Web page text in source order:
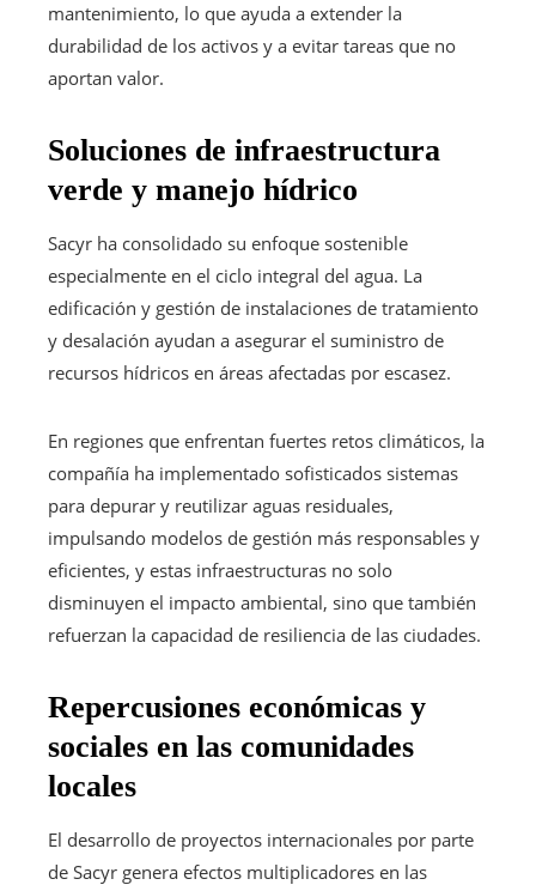
mantenimiento, lo que ayuda a extender la
durabilidad de los activos y a evitar tareas que no
aportan valor.
Soluciones de infraestructura
verde y manejo hídrico
Sacyr ha consolidado su enfoque sostenible
especialmente en el ciclo integral del agua. La
edificación y gestión de instalaciones de tratamiento
y desalación ayudan a asegurar el suministro de
recursos hídricos en áreas afectadas por escasez.
En regiones que enfrentan fuertes retos climáticos, la
compañía ha implementado sofisticados sistemas
para depurar y reutilizar aguas residuales,
impulsando modelos de gestión más responsables y
eficientes, y estas infraestructuras no solo
disminuyen el impacto ambiental, sino que también
refuerzan la capacidad de resiliencia de las ciudades.
Repercusiones económicas y
sociales en las comunidades
locales
El desarrollo de proyectos internacionales por parte
de Sacyr genera efectos multiplicadores en las